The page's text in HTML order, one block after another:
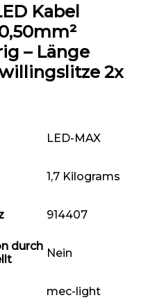
Kabel
– Länge
2x
‎LED-MAX
‎1,7 Kilograms
‎914407
durch
‎Nein
‎mec-light